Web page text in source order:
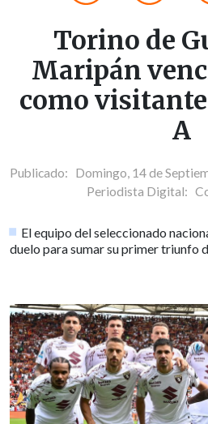
Torino de
Maripán
como
A
Publicado: Domingo, 14 de
Periodista Digital:
El equipo del seleccionado
duelo para sumar su primer triunfo